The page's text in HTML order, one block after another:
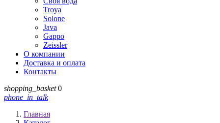
Troya
Solone
Java
Gappo
Zeissler
О компании
Доставка и оплата
Контакты
shopping_basket 0
phone_in_talk
Главная